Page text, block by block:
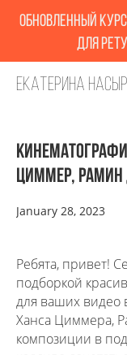
обновленный
для
Екатерина
Циммер,
January 28, 2023
Ребята, привет!
подборкой
для ваших видео
Ханса Циммера,
композиции в